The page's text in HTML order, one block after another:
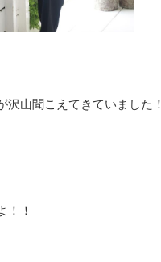
山聞こえてきていました！
！！